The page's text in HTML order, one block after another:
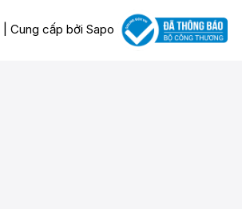
Cung cấp bởi Sapo